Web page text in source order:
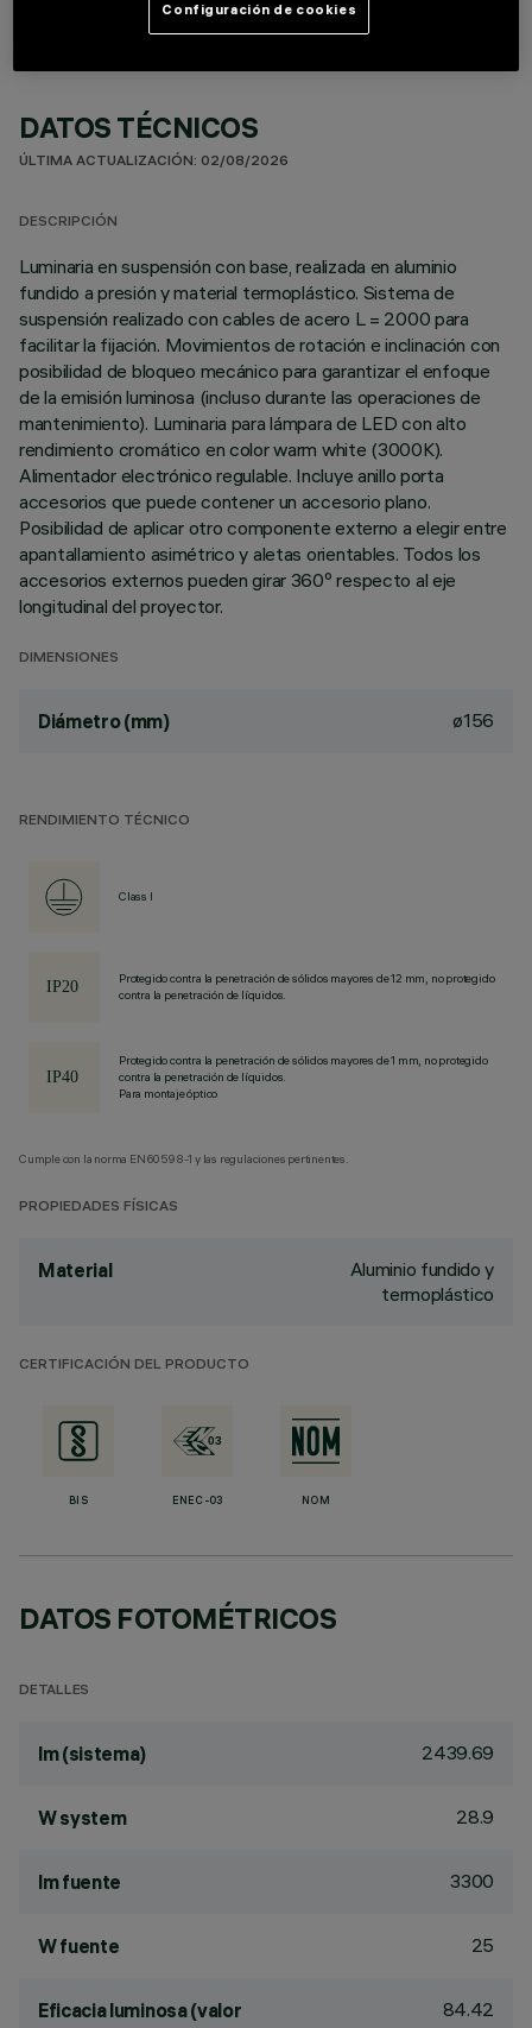
DATOS TÉCNICOS
ÚLTIMA ACTUALIZACIÓN: 02/08/2026
DESCRIPCIÓN
Luminaria en suspensión con base, realizada en aluminio
fundido a presión y material termoplástico. Sistema de
suspensión realizado con cables de acero L = 2000 para
facilitar la fijación. Movimientos de rotación e inclinación con
posibilidad de bloqueo mecánico para garantizar el enfoque
de la emisión luminosa (incluso durante las operaciones de
mantenimiento). Luminaria para lámpara de LED con alto
rendimiento cromático en color warm white (3000K).
Alimentador electrónico regulable. Incluye anillo porta
accesorios que puede contener un accesorio plano.
Posibilidad de aplicar otro componente externo a elegir entre
apantallamiento asimétrico y aletas orientables. Todos los
accesorios externos pueden girar 360º respecto al eje
longitudinal del proyector.
DIMENSIONES
Diámetro (mm) ø156
RENDIMIENTO TÉCNICO
Class I
Protegido contra la penetración de sólidos mayores de 12 mm, no protegido
contra la penetración de líquidos.
Protegido contra la penetración de sólidos mayores de 1 mm, no protegido
contra la penetración de líquidos.
Para montaje óptico
Cumple con la norma EN60598-1 y las regulaciones pertinentes.
PROPIEDADES FÍSICAS
Material
Aluminio fundido y
termoplástico
CERTIFICACIÓN DEL PRODUCTO
BIS ENEC-03 NOM
DATOS FOTOMÉTRICOS
DETALLES
lm (sistema) 2439.69
W system 28.9
lm fuente 3300
W fuente 25
Eficacia luminosa (valor
84.42
Configuración de cookies